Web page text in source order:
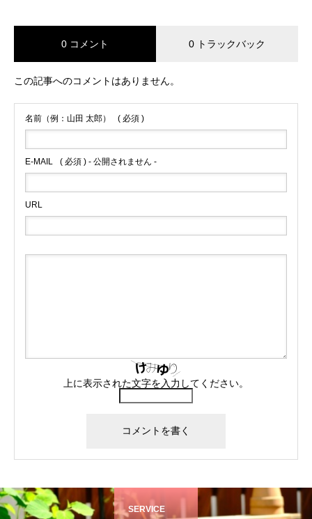
0 コメント 0 トラックバック
この記事へのコメントはありません。
名前（例：山田 太郎） ( 必須 )
E-MAIL ( 必須 ) - 公開されません -
URL
上に表示された文字を入力してください。
SERVICE